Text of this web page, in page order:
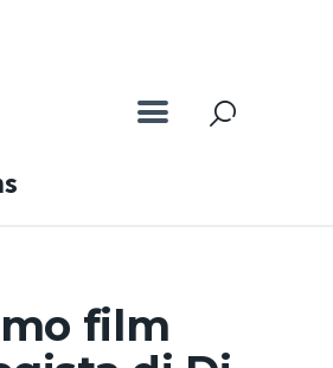
Giulia film locations
film